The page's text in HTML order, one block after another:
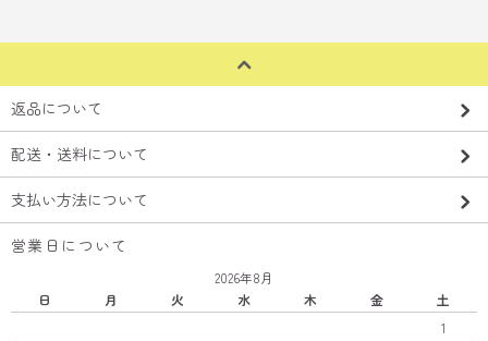
返品について
配送・送料について
支払い方法について
営業日について
2026年8月
日
月 火 水 木 金
土
1